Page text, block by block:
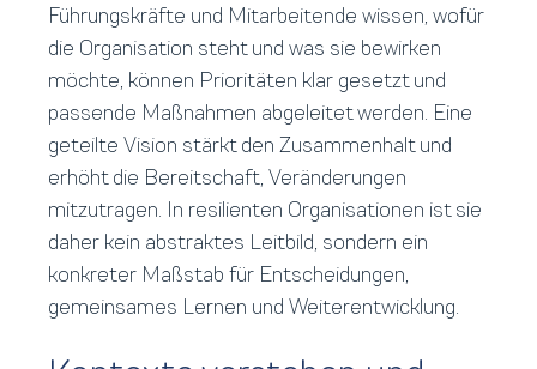
Führungskräfte und Mitarbeitende wissen, wofür
die Organisation steht und was sie bewirken
möchte, können Prioritäten klar gesetzt und
passende Maßnahmen abgeleitet werden. Eine
geteilte Vision stärkt den Zusammenhalt und
erhöht die Bereitschaft, Veränderungen
mitzutragen. In resilienten Organisationen ist sie
daher kein abstraktes Leitbild, sondern ein
konkreter Maßstab für Entscheidungen,
gemeinsames Lernen und Weiterentwicklung.